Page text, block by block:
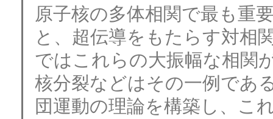
原子核の多体相関で最も重
と、超伝導をもたらす対相
ではこれらの大振幅な相関
核分裂などはその一例であ
団運動の理論を構築し、こ